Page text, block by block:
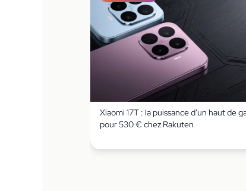
Xiaomi 17T : la puissance d'un haut de
pour 530 € chez Rakuten